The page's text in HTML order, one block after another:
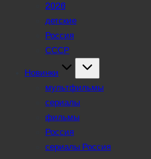
2026
детские
Россия
СССР
Новинки
мультфильмы
сериалы
фильмы
Россия
сериалы Россия